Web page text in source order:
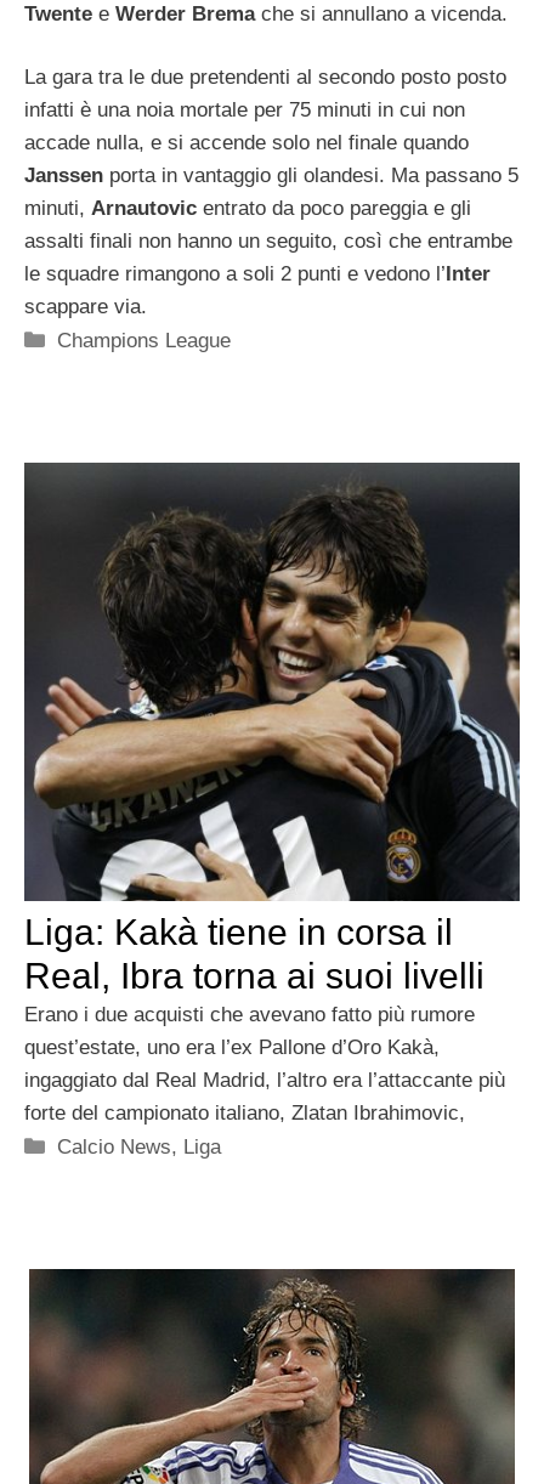
Twente e Werder Brema che si annullano a vicenda.
La gara tra le due pretendenti al secondo posto posto
infatti è una noia mortale per 75 minuti in cui non
accade nulla, e si accende solo nel finale quando
Janssen porta in vantaggio gli olandesi. Ma passano 5
minuti, Arnautovic entrato da poco pareggia e gli
assalti finali non hanno un seguito, così che entrambe
le squadre rimangono a soli 2 punti e vedono l’Inter
scappare via.
Categorie
Champions League
Liga: Kakà tiene in corsa il
Real, Ibra torna ai suoi livelli
Erano i due acquisti che avevano fatto più rumore
quest’estate, uno era l’ex Pallone d’Oro Kakà,
ingaggiato dal Real Madrid, l’altro era l’attaccante più
forte del campionato italiano, Zlatan Ibrahimovic,
Categorie
Calcio News, Liga